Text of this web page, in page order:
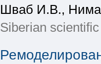
Шваб И.В.,
Siberian